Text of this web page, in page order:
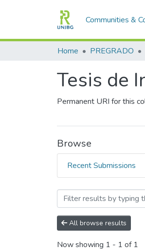
Communities &
Home PREGRADO
Tesis de
Permanent URI for this
Browse
Recent Submissions
Browsing
All browse results
Now showing 1 - 1 of 1